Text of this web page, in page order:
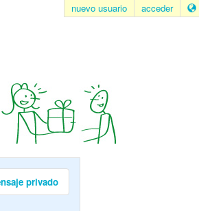
nuevo usuario acceder
privado